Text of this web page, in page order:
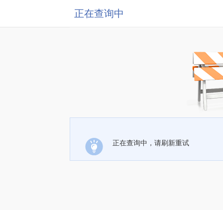
正在查询中
正在查询中，请刷新重试